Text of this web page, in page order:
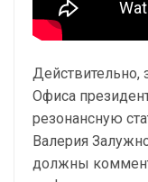
Действительно,
Офиса
резонансную
Валерия
должны